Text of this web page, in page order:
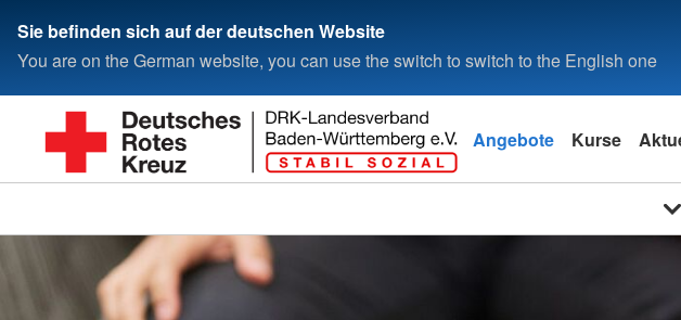
Sie befinden sich auf der deutschen Website
You are on the German website, you can use the switch to switch to the English one
Angebote Kurse